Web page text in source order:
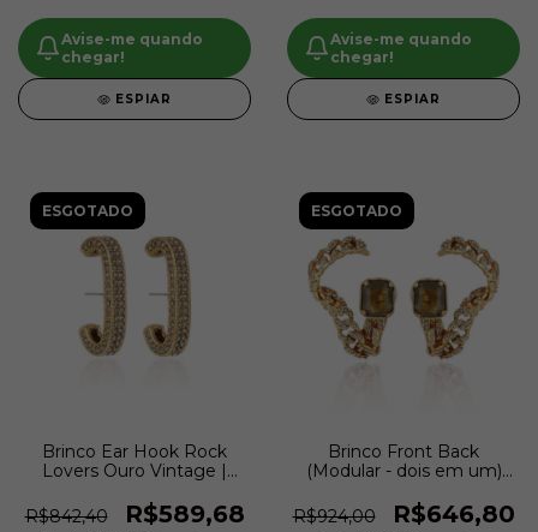
Avise-me quando
chegar!
ESPIAR
Avise-me quando
chegar!
ESPIAR
ESGOTADO
Brinco Ear Hook Rock
Lovers Ouro Vintage |
R$842,40
R$589,68
ESGOTADO
Brinco Front Back
(Modular - dois em um)
| Claudia Arbex
R$924,00 R$646,80